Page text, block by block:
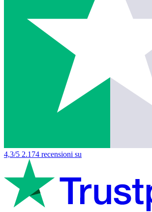
4,3/5 2.174 recensioni su